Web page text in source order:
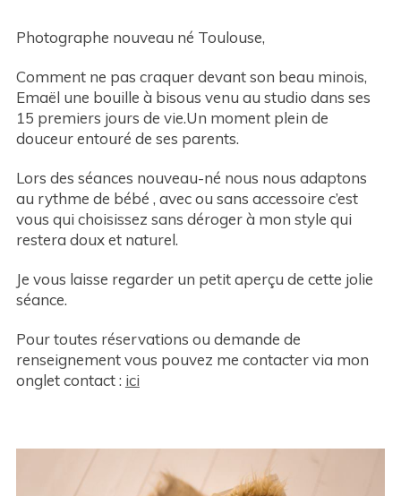
Photographe nouveau né Toulouse,
Comment ne pas craquer devant son beau minois,
Emaël une bouille à bisous venu au studio dans ses
15 premiers jours de vie.Un moment plein de
douceur entouré de ses parents.
Lors des séances nouveau-né nous nous adaptons
au rythme de bébé , avec ou sans accessoire c’est
vous qui choisissez sans déroger à mon style qui
restera doux et naturel.
Je vous laisse regarder un petit aperçu de cette jolie
séance.
Pour toutes réservations ou demande de
renseignement vous pouvez me contacter via mon
onglet contact : ici